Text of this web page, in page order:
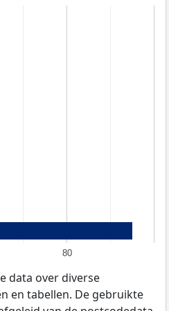
80
data over diverse
en tabellen. De gebruikte